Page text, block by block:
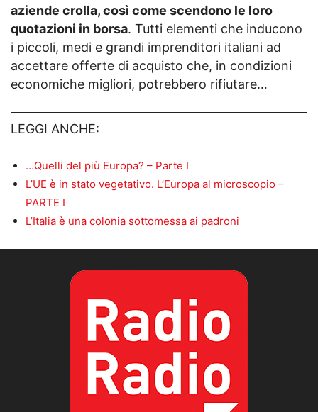
aziende crolla, così come scendono le loro
quotazioni in borsa. Tutti elementi che inducono
i piccoli, medi e grandi imprenditori italiani ad
accettare offerte di acquisto che, in condizioni
economiche migliori, potrebbero rifiutare…
LEGGI ANCHE:
…Quelli del più Europa? – Parte I
L’UE è in stato vegetativo. L’Europa al microscopio –
PARTE I
L’Italia è una colonia sottomessa ai padroni